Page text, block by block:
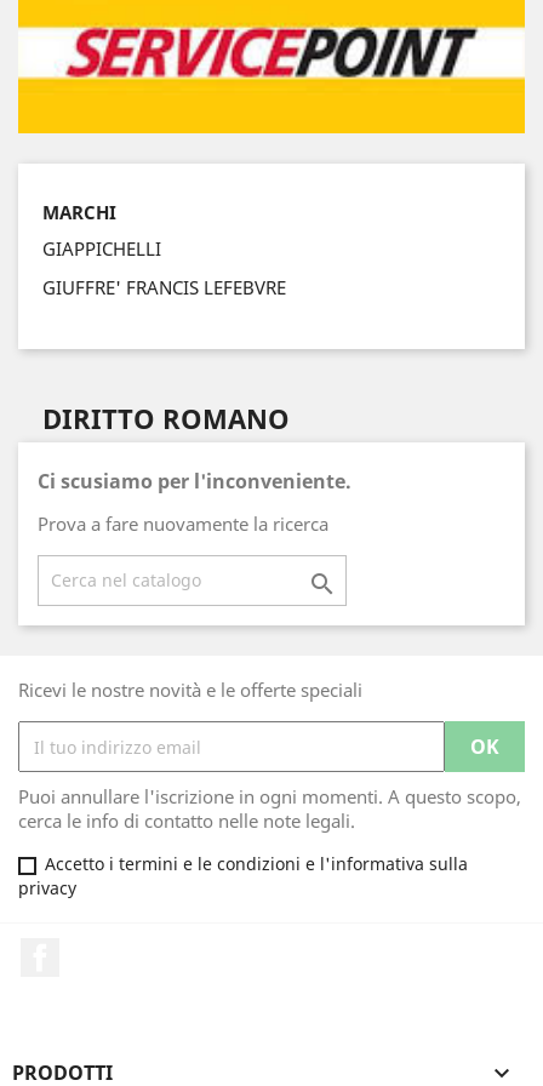
MARCHI
GIAPPICHELLI
GIUFFRE' FRANCIS LEFEBVRE
DIRITTO ROMANO
Ci scusiamo per l'inconveniente.
Prova a fare nuovamente la ricerca

Ricevi le nostre novità e le offerte speciali
Puoi annullare l'iscrizione in ogni momenti. A questo scopo,
cerca le info di contatto nelle note legali.
Accetto i termini e le condizioni e l'informativa sulla
privacy
PRODOTTI 